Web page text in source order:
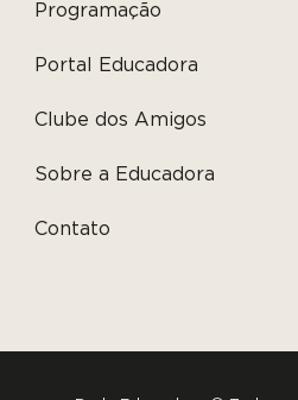
Programação
Portal Educadora
Clube dos Amigos
Sobre a Educadora
Contato